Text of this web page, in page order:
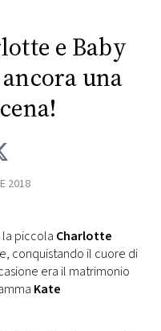
e Baby
una
2018
la piccola Charlotte
conquistando il cuore di
era il matrimonio
Kate